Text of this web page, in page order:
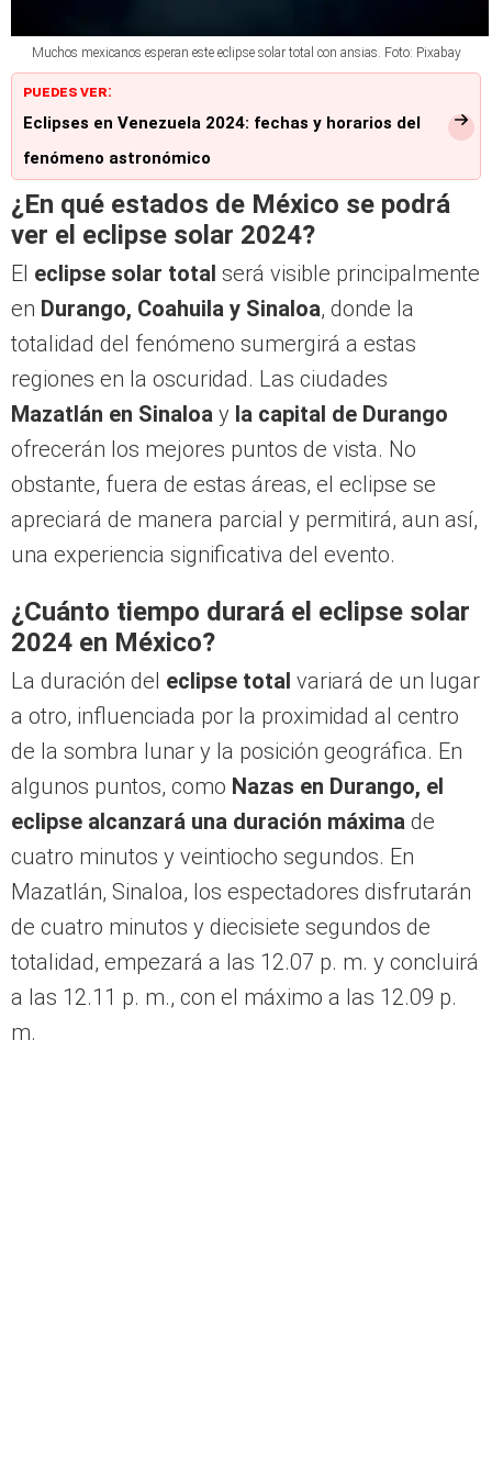
Muchos mexicanos esperan este eclipse solar total con ansias. Foto: Pixabay
PUEDES VER:
Eclipses en Venezuela 2024: fechas y horarios del
fenómeno astronómico
¿En qué estados de México se podrá
ver el eclipse solar 2024?
El eclipse solar total será visible principalmente
en Durango, Coahuila y Sinaloa, donde la
totalidad del fenómeno sumergirá a estas
regiones en la oscuridad. Las ciudades
Mazatlán en Sinaloa y la capital de Durango
ofrecerán los mejores puntos de vista. No
obstante, fuera de estas áreas, el eclipse se
apreciará de manera parcial y permitirá, aun así,
una experiencia significativa del evento.
¿Cuánto tiempo durará el eclipse solar
2024 en México?
La duración del eclipse total variará de un lugar
a otro, influenciada por la proximidad al centro
de la sombra lunar y la posición geográfica. En
algunos puntos, como Nazas en Durango, el
eclipse alcanzará una duración máxima de
cuatro minutos y veintiocho segundos. En
Mazatlán, Sinaloa, los espectadores disfrutarán
de cuatro minutos y diecisiete segundos de
totalidad, empezará a las 12.07 p. m. y concluirá
a las 12.11 p. m., con el máximo a las 12.09 p.
m.